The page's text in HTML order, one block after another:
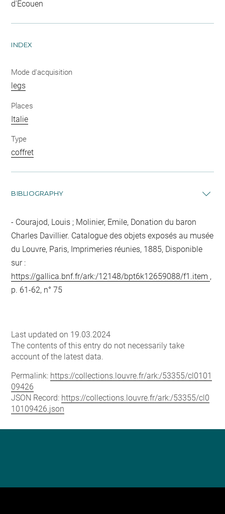
d'Ecouen
INDEX
Mode d'acquisition
legs
Places
Italie
Type
coffret
BIBLIOGRAPHY
Courajod, Louis ; Molinier, Emile, Donation du baron
Charles Davillier. Catalogue des objets exposés au musée
du Louvre, Paris, Imprimeries réunies, 1885, Disponible
sur :
https://gallica.bnf.fr/ark:/12148/bpt6k12659088/f1.item ,
p. 61-62, n° 75
Last updated on 19.03.2024
The contents of this entry do not necessarily take
account of the latest data.
Permalink: https://collections.louvre.fr/ark:/53355/cl0101
09426
JSON Record: https://collections.louvre.fr/ark:/53355/cl0
10109426.json